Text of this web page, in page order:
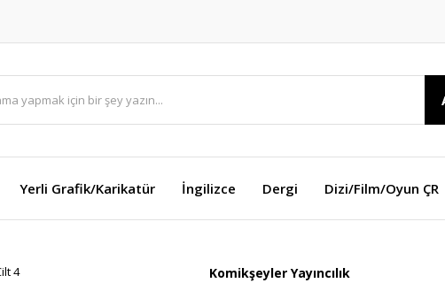
Yerli Grafik/Karikatür İngilizce Dergi Dizi/Film/Oyun ÇR
Komikşeyler Yayıncılık